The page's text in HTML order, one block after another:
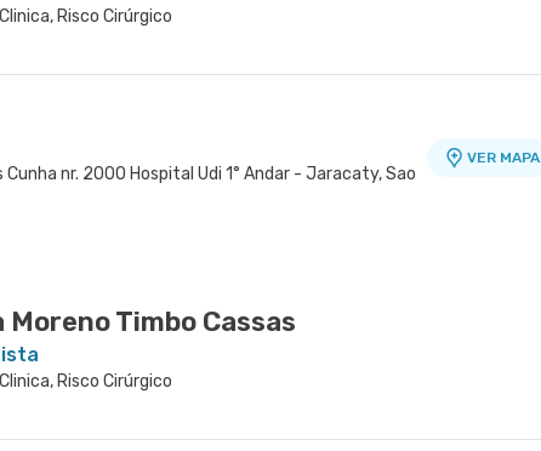
Risco Cirúrgico
nr. 2000 Hospital Udi 1° Andar - Jaracaty, Sao
VER MAPA
Moreno Timbo Cassas
Risco Cirúrgico